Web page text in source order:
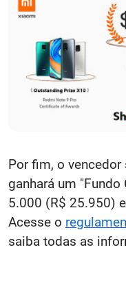
Por fim, o
ganhará um "Fundo
5.000 (R$ 25.950)
Acesse o
saiba todas as